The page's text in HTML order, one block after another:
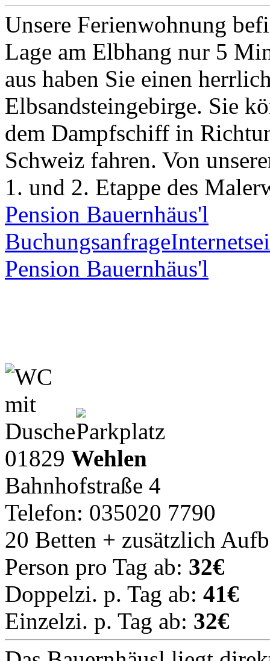
Unsere Ferienwohnung
Lage am Elbhang nur 5
aus haben Sie einen
Elbsandsteingebirge. Sie
dem Dampfschiff in
Schweiz fahren. Von
1. und 2. Etappe des
Pension Bauernhäus'l
Buchungsanfrage
Pension Bauernhäus'l
01829 Wehlen
Bahnhofstraße 4
Telefon: 035020 7790
20 Betten + zusätzlich
Person pro Tag ab: 32€
Doppelzi. p. Tag ab: 41€
Einzelzi. p. Tag ab: 32€